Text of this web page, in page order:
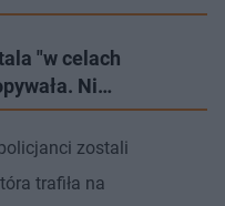
"w celach
Ni…
zostali
trafiła na